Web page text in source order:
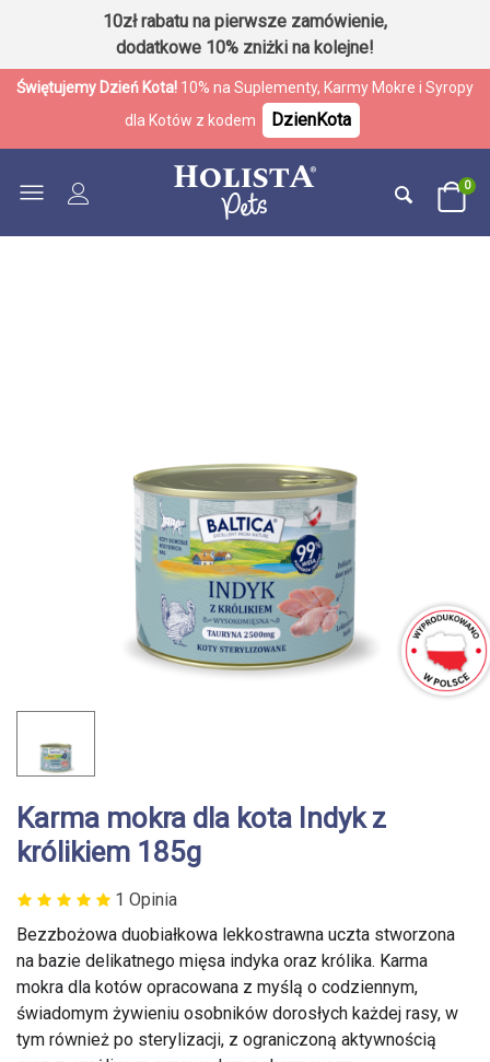
10zł rabatu na pierwsze zamówienie,
dodatkowe 10% zniżki na kolejne!
Świętujemy Dzień Kota! 10% na Suplementy, Karmy Mokre i Syropy
dla Kotów z kodem
DzienKota
0
Karma mokra dla kota Indyk z
królikiem 185g
1 Opinia
Bezzbożowa duobiałkowa lekkostrawna uczta stworzona
na bazie delikatnego mięsa indyka oraz królika. Karma
mokra dla kotów opracowana z myślą o codziennym,
świadomym żywieniu osobników dorosłych każdej rasy, w
tym również po sterylizacji, z ograniczoną aktywnością